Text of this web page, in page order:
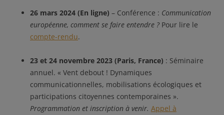
26 mars 2024 (En ligne) – Conférence : Communication
européenne, comment se faire entendre ? Pour lire le
compte-rendu.
23 et 24 novembre 2023 (Paris, France) : Séminaire
annuel. « Vent debout ! Dynamiques
communicationnelles, mobilisations écologiques et
participations citoyennes contemporaines ».
Programmation et inscription à venir. Appel à